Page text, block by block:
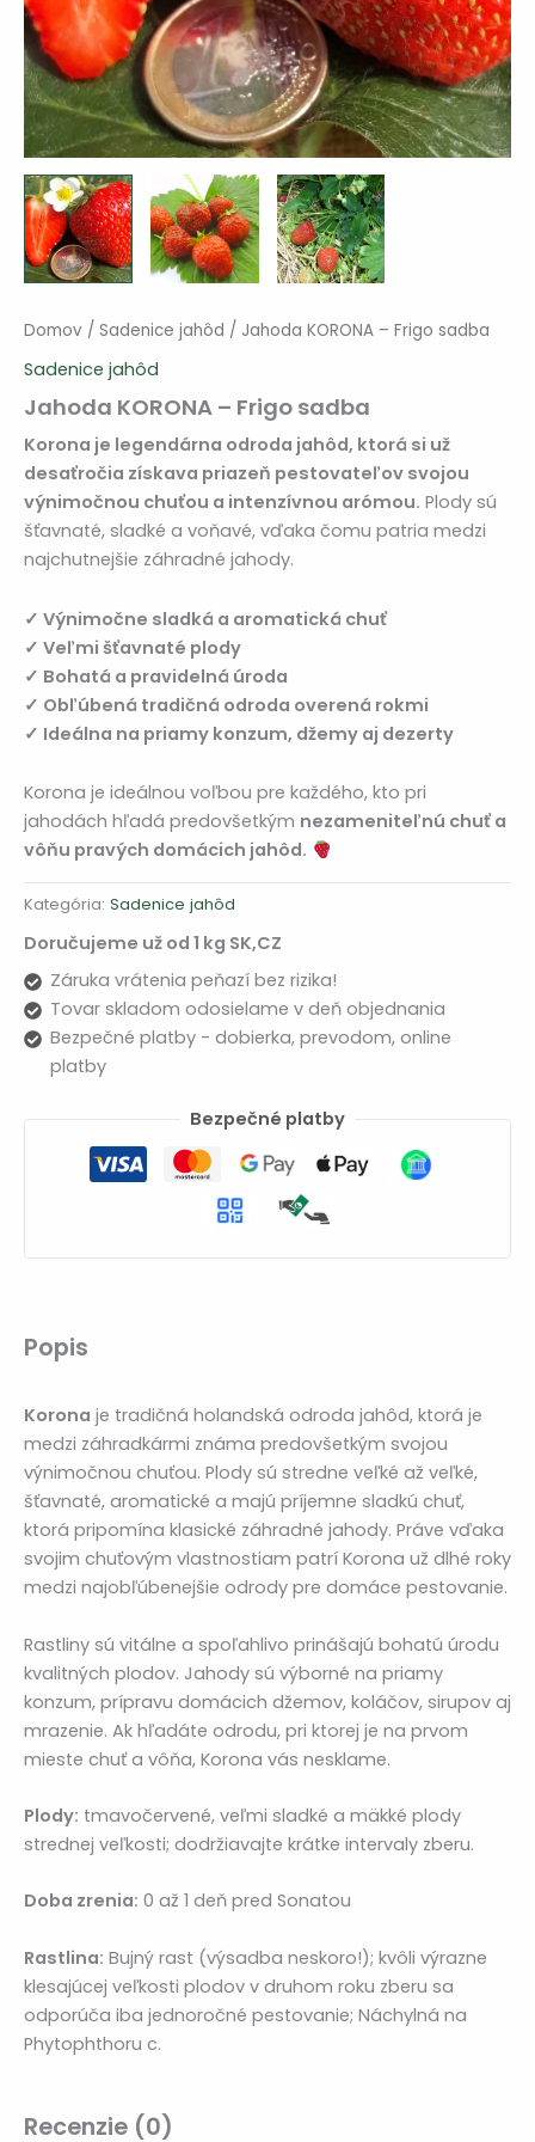
Domov / Sadenice jahôd / Jahoda KORONA – Frigo sadba
Sadenice jahôd
Jahoda KORONA – Frigo sadba
Korona je legendárna odroda jahôd, ktorá si už
desaťročia získava priazeň pestovateľov svojou
výnimočnou chuťou a intenzívnou arómou. Plody sú
šťavnaté, sladké a voňavé, vďaka čomu patria medzi
najchutnejšie záhradné jahody.
✓ Výnimočne sladká a aromatická chuť
✓ Veľmi šťavnaté plody
✓ Bohatá a pravidelná úroda
✓ Obľúbená tradičná odroda overená rokmi
✓ Ideálna na priamy konzum, džemy aj dezerty
Korona je ideálnou voľbou pre každého, kto pri
jahodách hľadá predovšetkým nezameniteľnú chuť a
vôňu pravých domácich jahôd.
Kategória: Sadenice jahôd
Doručujeme už od 1 kg SK,CZ
Záruka vrátenia peňazí bez rizika!
Tovar skladom odosielame v deň objednania
Bezpečné platby - dobierka, prevodom, online
platby
Bezpečné platby
Popis
Korona je tradičná holandská odroda jahôd, ktorá je
medzi záhradkármi známa predovšetkým svojou
výnimočnou chuťou. Plody sú stredne veľké až veľké,
šťavnaté, aromatické a majú príjemne sladkú chuť,
ktorá pripomína klasické záhradné jahody. Práve vďaka
svojim chuťovým vlastnostiam patrí Korona už dlhé roky
medzi najobľúbenejšie odrody pre domáce pestovanie.
Rastliny sú vitálne a spoľahlivo prinášajú bohatú úrodu
kvalitných plodov. Jahody sú výborné na priamy
konzum, prípravu domácich džemov, koláčov, sirupov aj
mrazenie. Ak hľadáte odrodu, pri ktorej je na prvom
mieste chuť a vôňa, Korona vás nesklame.
Plody: tmavočervené, veľmi sladké a mäkké plody
strednej veľkosti; dodržiavajte krátke intervaly zberu.
Doba zrenia: 0 až 1 deň pred Sonatou
Rastlina: Bujný rast (výsadba neskoro!); kvôli výrazne
klesajúcej veľkosti plodov v druhom roku zberu sa
odporúča iba jednoročné pestovanie; Náchylná na
Phytophthoru c.
Recenzie (0)